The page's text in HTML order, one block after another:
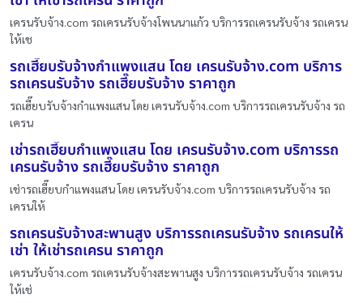
เครนรับจ้าง.com รถเครนรับจ้างโพนนาแก้ว บริการรถเครนรับจ้าง รถเครน
ให้เช
รถเฮี๊ยบรับจ้างกำแพงแสน โดย เครนรับจ้าง.com บริการ
รถเครนรับจ้าง รถเฮี๊ยบรับจ้าง ราคาถูก
รถเฮี๊ยบรับจ้างกำแพงแสน โดย เครนรับจ้าง.com บริการรถเครนรับจ้าง รถ
เครน
เช่ารถเฮี๊ยบกำแพงแสน โดย เครนรับจ้าง.com บริการรถ
เครนรับจ้าง รถเฮี๊ยบรับจ้าง ราคาถูก
เช่ารถเฮี๊ยบกำแพงแสน โดย เครนรับจ้าง.com บริการรถเครนรับจ้าง รถ
เครนให้
รถเครนรับจ้างสะพานสูง บริการรถเครนรับจ้าง รถเครนให้
เช่า ให้เช่ารถเครน ราคาถูก
เครนรับจ้าง.com รถเครนรับจ้างสะพานสูง บริการรถเครนรับจ้าง รถเครน
ให้เช่